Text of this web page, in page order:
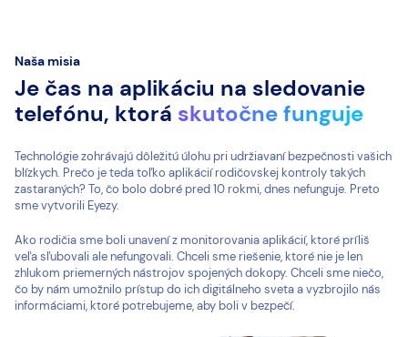
Naša misia
Je čas na aplikáciu na sledovanie
telefónu, ktorá skutočne funguje
Technológie zohrávajú dôležitú úlohu pri udržiavaní bezpečnosti vašich
blízkych. Prečo je teda toľko aplikácií rodičovskej kontroly takých
zastaraných? To, čo bolo dobré pred 10 rokmi, dnes nefunguje. Preto
sme vytvorili Eyezy.
Ako rodičia sme boli unavení z monitorovania aplikácií, ktoré príliš
veľa sľubovali ale nefungovali. Chceli sme riešenie, ktoré nie je len
zhlukom priemerných nástrojov spojených dokopy. Chceli sme niečo,
čo by nám umožnilo prístup do ich digitálneho sveta a vyzbrojilo nás
informáciami, ktoré potrebujeme, aby boli v bezpečí.